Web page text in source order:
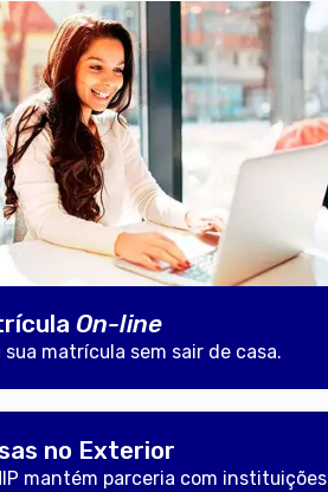
On-line
sua matrícula sem sair de casa.
no Exterior
mantém parceria com instituições